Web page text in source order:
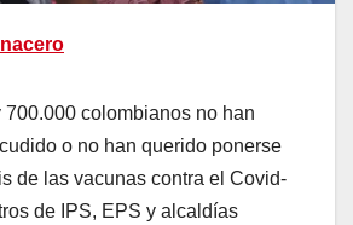
700.000 colombianos no han
o no han querido ponerse
de las vacunas contra el Covid-
de IPS, EPS y alcaldías